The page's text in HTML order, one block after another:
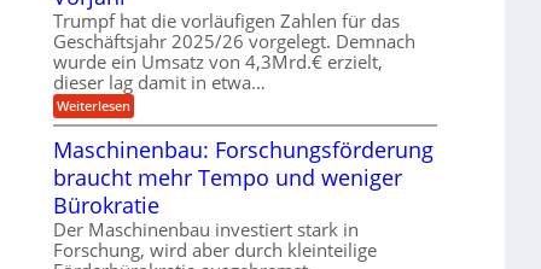
r
u
n
g
e
n
B
S
C
L
w
e
i
t
e
g
s
f
r
e
i
e
H
b
r
i
d
-
Trumpf hat die vorläufigen Zahlen für das
Geschäftsjahr 2025/26 vorgelegt. Demnach
wurde ein Umsatz von 4,3Mrd.€ erzielt,
dieser lag damit in etwa…
Weiterlesen:
T
u
m
p
f
e
r
z
Maschinenbau: Forschungsförderung
braucht mehr Tempo und weniger
Bürokratie
Der Maschinenbau investiert stark in
Forschung, wird aber durch kleinteilige